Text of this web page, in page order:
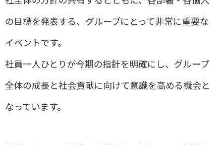
の目標を発表する、グループにとって非常に重要な
イベントです。
社員一人ひとりが今期の指針を明確にし、グループ
全体の成長と社会貢献に向けて意識を高める機会と
なっています。